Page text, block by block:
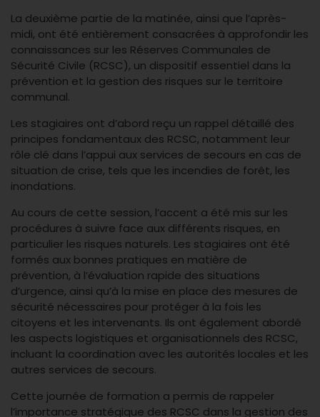
La deuxième partie de la matinée, ainsi que l’après-
midi, ont été entièrement consacrées à approfondir les
connaissances sur les Réserves Communales de
Sécurité Civile (RCSC), un dispositif essentiel dans la
prévention et la gestion des risques sur le territoire
communal.
Les stagiaires ont d’abord reçu un rappel détaillé des
principes fondamentaux des RCSC, notamment leur
rôle clé dans l’appui aux services de secours en cas de
situation de crise, tels que les incendies de forêt, les
inondations.
Au cours de cette session, l’accent a été mis sur les
procédures à suivre face aux différents risques, en
particulier les risques naturels. Les stagiaires ont été
formés aux bonnes pratiques en matière de
prévention, à l’évaluation rapide des situations
d’urgence, ainsi qu’à la mise en place des mesures de
sécurité nécessaires pour protéger à la fois les
citoyens et les intervenants. Ils ont également abordé
les aspects logistiques et organisationnels des RCSC,
incluant la coordination avec les autorités locales et les
autres services de secours.
Cette journée de formation a permis de rappeler
l’importance stratégique des RCSC dans la gestion des